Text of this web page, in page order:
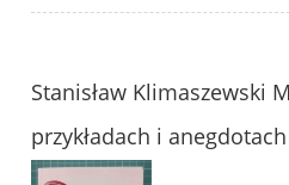
Stanisław Klimaszewski
przykładach i anegdotach